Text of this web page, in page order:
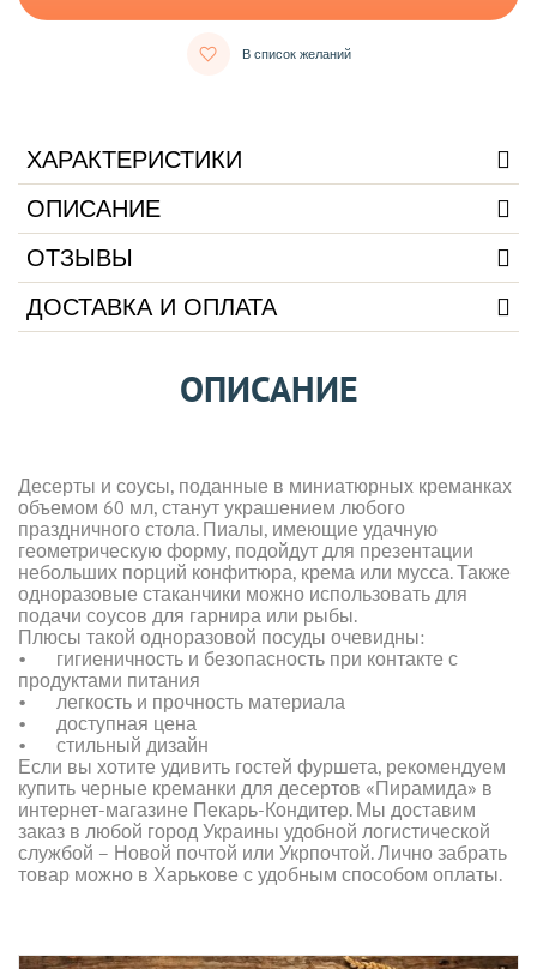
В список желаний
ХАРАКТЕРИСТИКИ
ОПИСАНИЕ
ОТЗЫВЫ
ДОСТАВКА И ОПЛАТА
ОПИСАНИЕ
Десерты и соусы, поданные в миниатюрных креманках
объемом 60 мл, станут украшением любого
праздничного стола. Пиалы, имеющие удачную
геометрическую форму, подойдут для презентации
небольших порций конфитюра, крема или мусса. Также
одноразовые стаканчики можно использовать для
подачи соусов для гарнира или рыбы.
Плюсы такой одноразовой посуды очевидны:
•
гигиеничность и безопасность при контакте с
продуктами питания
•
легкость и прочность материала
•
доступная цена
•
стильный дизайн
Если вы хотите удивить гостей фуршета, рекомендуем
купить черные креманки для десертов «Пирамида» в
интернет-магазине Пекарь-Кондитер. Мы доставим
заказ в любой город Украины удобной логистической
службой – Новой почтой или Укрпочтой. Лично забрать
товар можно в Харькове с удобным способом оплаты.